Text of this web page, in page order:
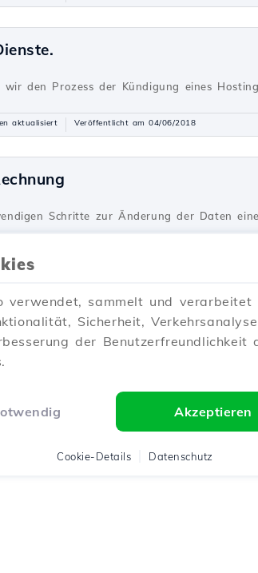
wir den Prozess der Kündigung eines
aktualisiert Veröffentlicht am 04/06/2018
Schritte zur Änderung der Daten
3 Jahren
vom Kundenkonto.
das verwendet werden kann, um sich im
aktualisiert
verwendet, sammelt und verarbeitet
Sicherheit,
der Benutzerfreundlichkeit
Akzeptieren
Cookie-Details Datenschutz